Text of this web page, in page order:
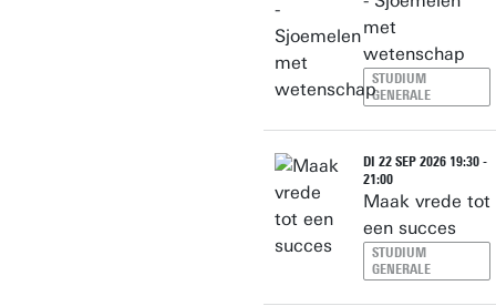
met
wetenschap
STUDIUM
GENERALE
DI 22 SEP 2026 19:30 -
21:00
Maak vrede tot
een succes
STUDIUM
GENERALE